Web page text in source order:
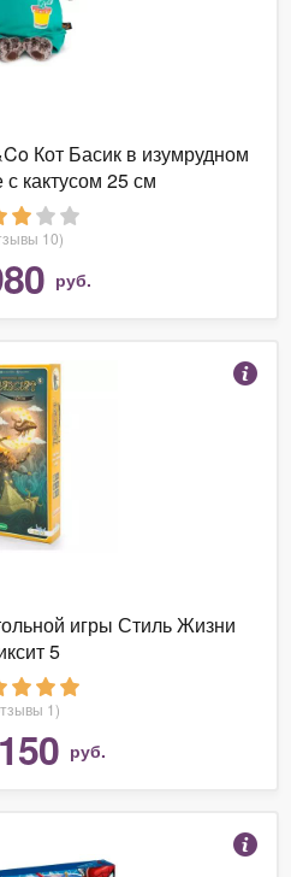
Кот Басик в изумрудном
кактусом 25 см
10)
руб.
игры Стиль Жизни
5
1)
руб.